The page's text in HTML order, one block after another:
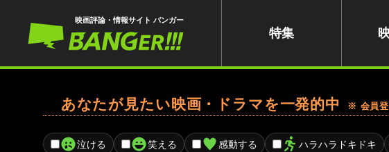
映画評論・情報サイト バンガー
特集
あなたが見たい映画・ドラマを一発的中 ※ 会員登
泣ける 笑える 感動する ハラハラドキドキ